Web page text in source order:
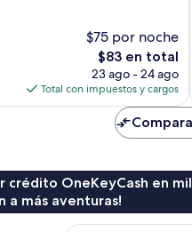
$75 por noche
El
precio
actual
es
$83
$83 en total
23 ago - 24 ago
Total con impuestos y cargos
crédito OneKeyCash en
a más aventuras!